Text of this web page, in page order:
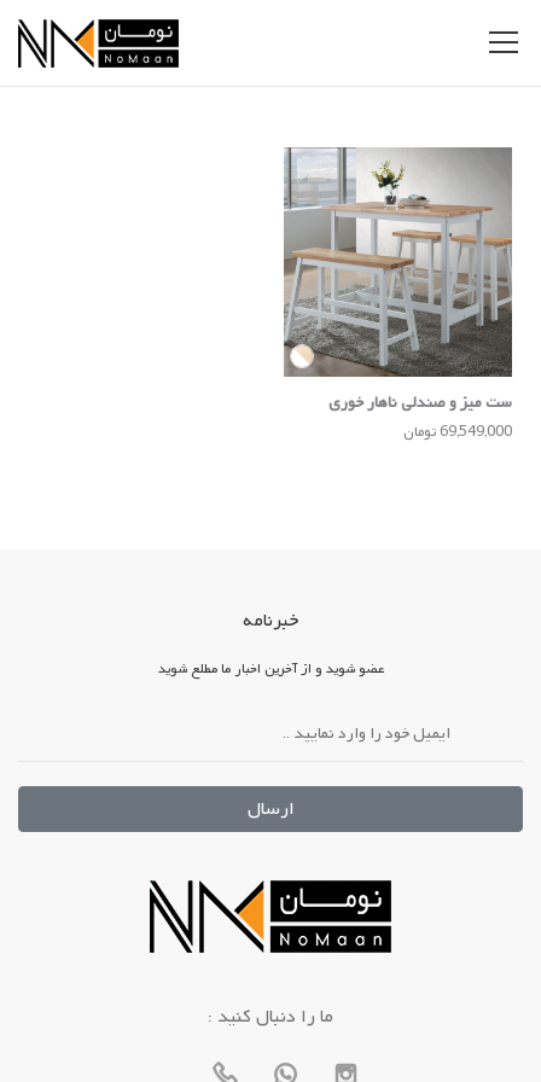
ست میز و صندلی ناهار خوری
69,549,000 تومان
خبرنامه
عضو شوید و از آخرین اخبار ما مطلع شوید
ارسال
: ما را دنبال کنید